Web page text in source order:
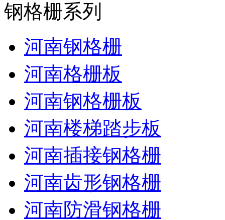
钢格栅系列
河南钢格栅
河南格栅板
河南钢格栅板
河南楼梯踏步板
河南插接钢格栅
河南齿形钢格栅
河南防滑钢格栅